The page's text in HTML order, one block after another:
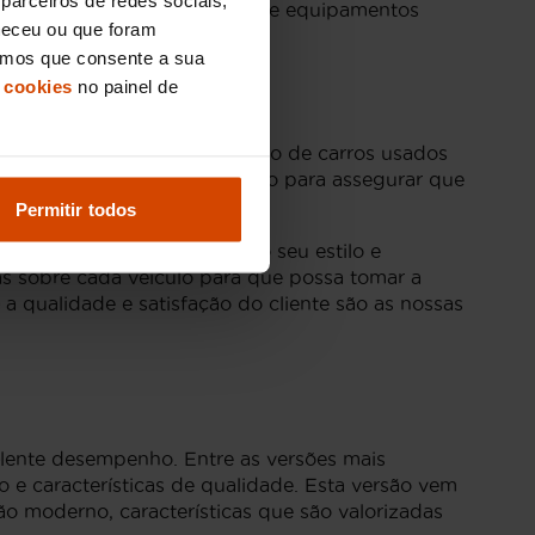
ou que foram
que consente a sua
no painel de
Permitir todos
Com um design moderno e equipamentos
experiência no mercado de carros usados
inspecionado para assegurar que
que mais se adapta ao seu estilo e
sobre cada veículo para que possa tomar a
qualidade e satisfação do cliente são as nossas
desempenho. Entre as versões mais
características de qualidade. Esta versão vem
moderno, características que são valorizadas